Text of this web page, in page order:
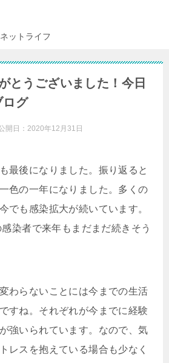
ットライフ
とうございました！今日
ログ
開日： 2020年12月31日
最後になりました。振り返ると
色の一年になりました。多くの
でも感染拡大が続いています。
染者で来年もまだまだ続きそう
わらないことには今までの生活
すね。それぞれが今までに経験
強いられています。なので、気
レスを抱えている場合も少なく